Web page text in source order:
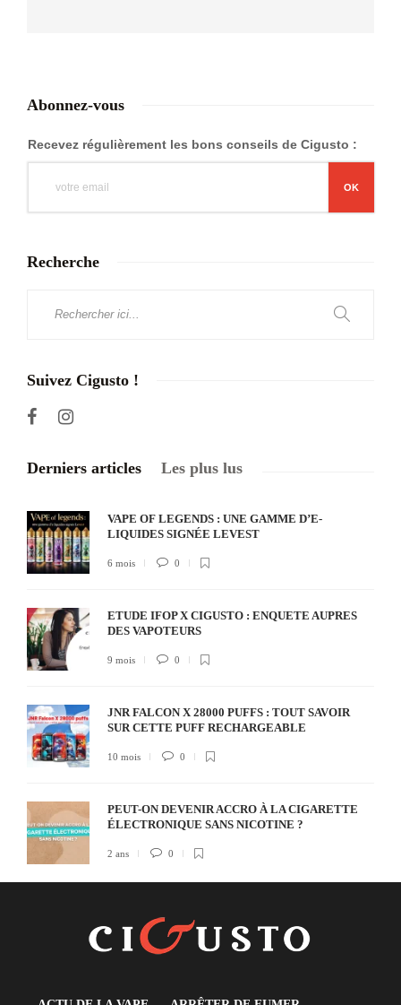
Abonnez-vous
Recevez régulièrement les bons conseils de Cigusto :
Recherche
Suivez Cigusto !
Derniers articles Les plus lus
VAPE OF LEGENDS : UNE GAMME D’E-
LIQUIDES SIGNÉE LEVEST
6 mois 0
ETUDE IFOP X CIGUSTO : ENQUETE AUPRES
DES VAPOTEURS
9 mois 0
JNR FALCON X 28000 PUFFS : TOUT SAVOIR
SUR CETTE PUFF RECHARGEABLE
10 mois 0
PEUT-ON DEVENIR ACCRO À LA CIGARETTE
ÉLECTRONIQUE SANS NICOTINE ?
2 ans 0